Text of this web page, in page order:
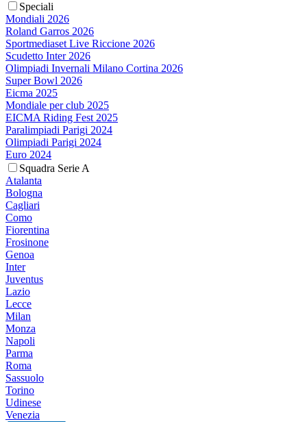
Speciali
Mondiali 2026
Roland Garros 2026
Sportmediaset Live Riccione 2026
Scudetto Inter 2026
Olimpiadi Invernali Milano Cortina 2026
Super Bowl 2026
Eicma 2025
Mondiale per club 2025
EICMA Riding Fest 2025
Paralimpiadi Parigi 2024
Olimpiadi Parigi 2024
Euro 2024
Squadra Serie A
Atalanta
Bologna
Cagliari
Como
Fiorentina
Frosinone
Genoa
Inter
Juventus
Lazio
Lecce
Milan
Monza
Napoli
Parma
Roma
Sassuolo
Torino
Udinese
Venezia